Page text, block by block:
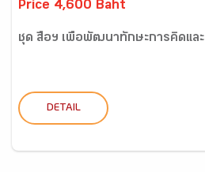
Price 4,600 Baht
ชุด สื่อฯ เพื่อพัฒนาทักษะการคิดแล
DETAIL